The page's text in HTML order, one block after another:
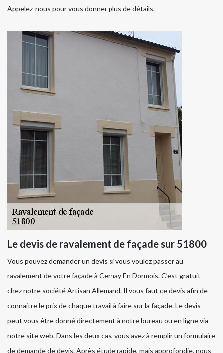
Appelez-nous pour vous donner plus de détails.
Le devis de ravalement de façade sur 51800
Vous pouvez demander un devis si vous voulez passer au
ravalement de votre façade à Cernay En Dormois. C’est gratuit
chez notre société Artisan Allemand. Il vous faut ce devis afin de
connaitre le prix de chaque travail à faire sur la façade. Le devis
peut vous être donné directement à notre bureau ou en ligne via
notre site web. Dans les deux cas, vous avez à remplir un formulaire
de demande de devis. Après étude rapide, mais approfondie, nous